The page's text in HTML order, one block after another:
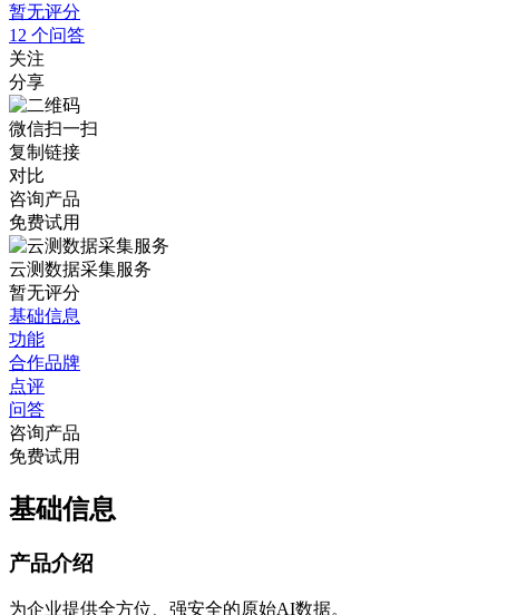
暂无评分
12 个问答
关注
分享
微信扫一扫
复制链接
对比
咨询产品
免费试用
云测数据采集服务
暂无评分
基础信息
功能
合作品牌
点评
问答
咨询产品
免费试用
基础信息
产品介绍
为企业提供全方位、强安全的原始AI数据。